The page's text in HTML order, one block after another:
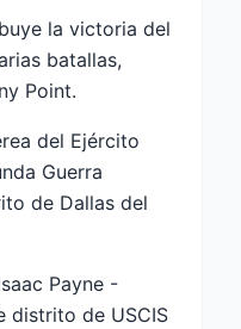
la victoria del
batallas,
Point.
del Ejército
Guerra
de Dallas del
Payne -
distrito de USCIS